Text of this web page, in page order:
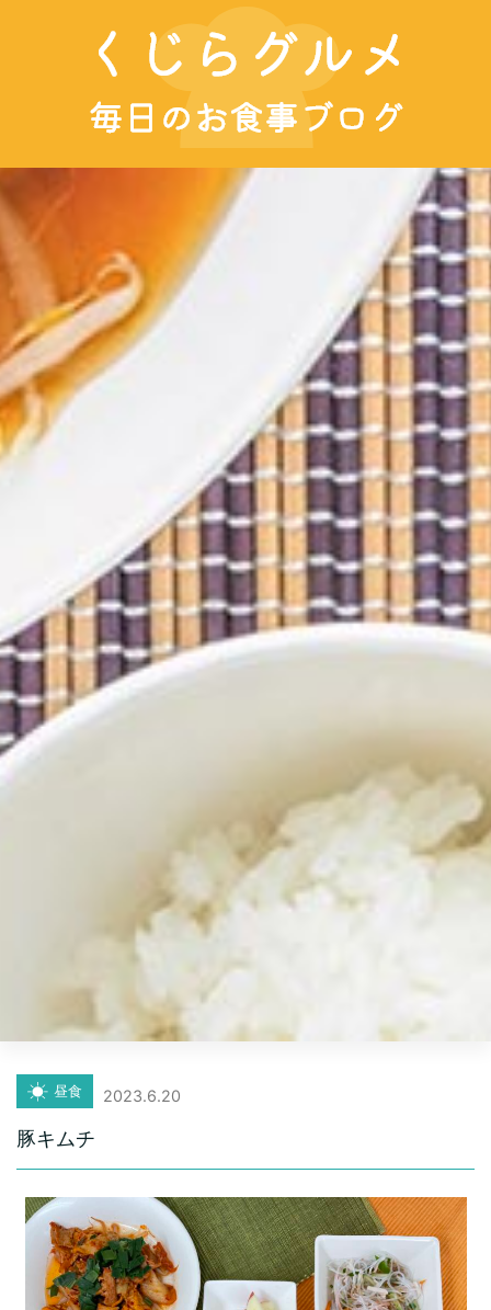
昼食 2023.6.20
豚キムチ